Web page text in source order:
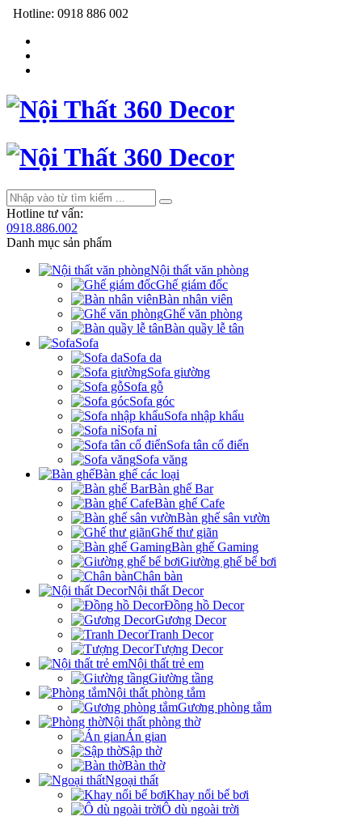
Hotline: 0918 886 002
Hotline tư vấn:
0918.886.002
Danh mục sản phẩm
Nội thất văn phòng
Ghế giám đốc
Bàn nhân viên
Ghế văn phòng
Bàn quầy lễ tân
Sofa
Sofa da
Sofa giường
Sofa gỗ
Sofa góc
Sofa nhập khẩu
Sofa nỉ
Sofa tân cổ điển
Sofa văng
Bàn ghế các loại
Bàn ghế Bar
Bàn ghế Cafe
Bàn ghế sân vườn
Ghế thư giãn
Bàn ghế Gaming
Giường ghế bể bơi
Chân bàn
Nội thất Decor
Đồng hồ Decor
Gương Decor
Tranh Decor
Tượng Decor
Nội thất trẻ em
Giường tầng
Nội thất phòng tắm
Gương phòng tắm
Nội thất phòng thờ
Án gian
Sập thờ
Bàn thờ
Ngoại thất
Khay nổi bể bơi
Ô dù ngoài trời